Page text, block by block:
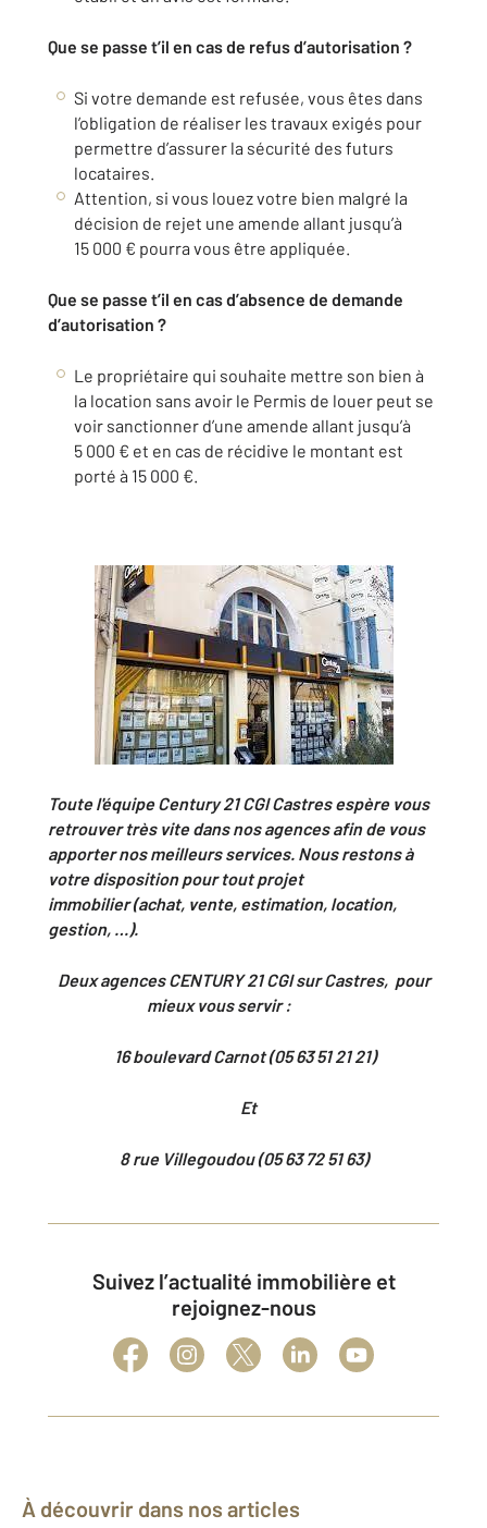
Que se passe t’il en cas de refus d’autorisation ?
Si votre demande est refusée, vous êtes dans
l’obligation de réaliser les travaux exigés pour
permettre d’assurer la sécurité des futurs
locataires.
Attention, si vous louez votre bien malgré la
décision de rejet une amende allant jusqu’à
15 000 € pourra vous être appliquée.
Que se passe t’il en cas d’absence de demande
d’autorisation ?
Le propriétaire qui souhaite mettre son bien à
la location sans avoir le Permis de louer peut se
voir sanctionner d’une amende allant jusqu’à
5 000 € et en cas de récidive le montant est
porté à 15 000 €.
Toute l'équipe Century 21 CGI Castres espère vous
retrouver très vite dans nos agences afin de vous
apporter nos meilleurs services. Nous restons à
votre disposition pour tout projet
immobilier (achat, vente, estimation, location,
gestion, …).
Deux agences CENTURY 21 CGI sur Castres, pour
mieux vous servir :
16 boulevard Carnot (05 63 51 21 21)
Et
8 rue Villegoudou (05 63 72 51 63)
Suivez l’actualité immobilière et
rejoignez-nous
À découvrir dans nos articles